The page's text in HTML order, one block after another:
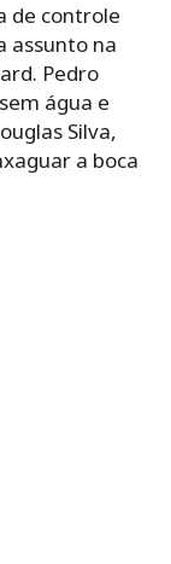
de controle
assunto na
Pedro
água e
Silva,
a boca